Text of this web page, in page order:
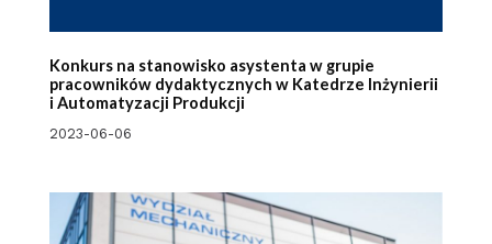
Konkurs na stanowisko asystenta w grupie
pracowników dydaktycznych w Katedrze Inżynierii
i Automatyzacji Produkcji
2023-06-06